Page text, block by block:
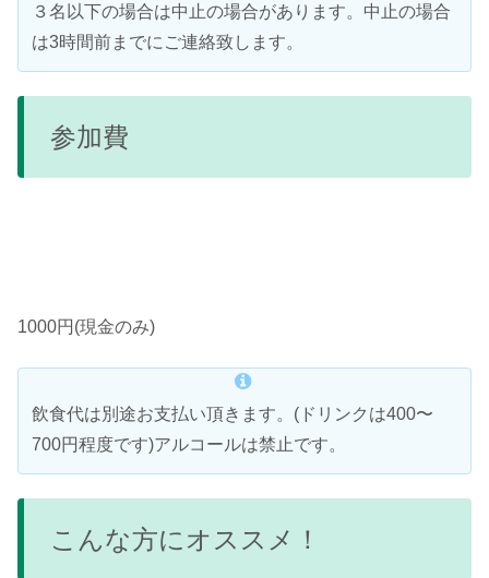
３名以下の場合は中止の場合があります。中止の場合
は3時間前までにご連絡致します。
参加費
1000円(現金のみ)
飲食代は別途お支払い頂きます。(ドリンクは400〜
700円程度です)アルコールは禁止です。
こんな方にオススメ！